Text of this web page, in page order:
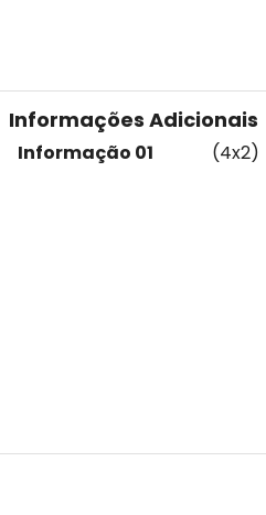
Informações Adicionais
Informação 01 (4x2)